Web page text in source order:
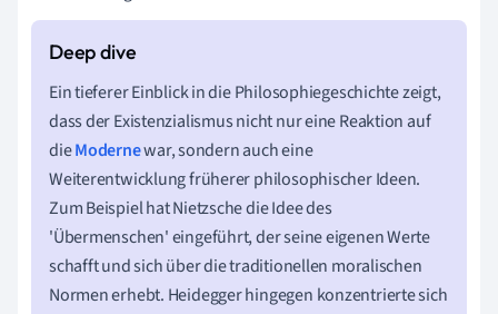
Ein tieferer Einblick in die Philosophiegeschichte zeigt,
dass der Existenzialismus nicht nur eine Reaktion auf
dieModernewar, sondern auch eine
Weiterentwicklung früherer philosophischer Ideen.
Zum Beispiel hat Nietzsche die Idee des
'Übermenschen' eingeführt, der seine eigenen Werte
schafft und sich über die traditionellen moralischen
Normen erhebt. Heidegger hingegen konzentrierte sich